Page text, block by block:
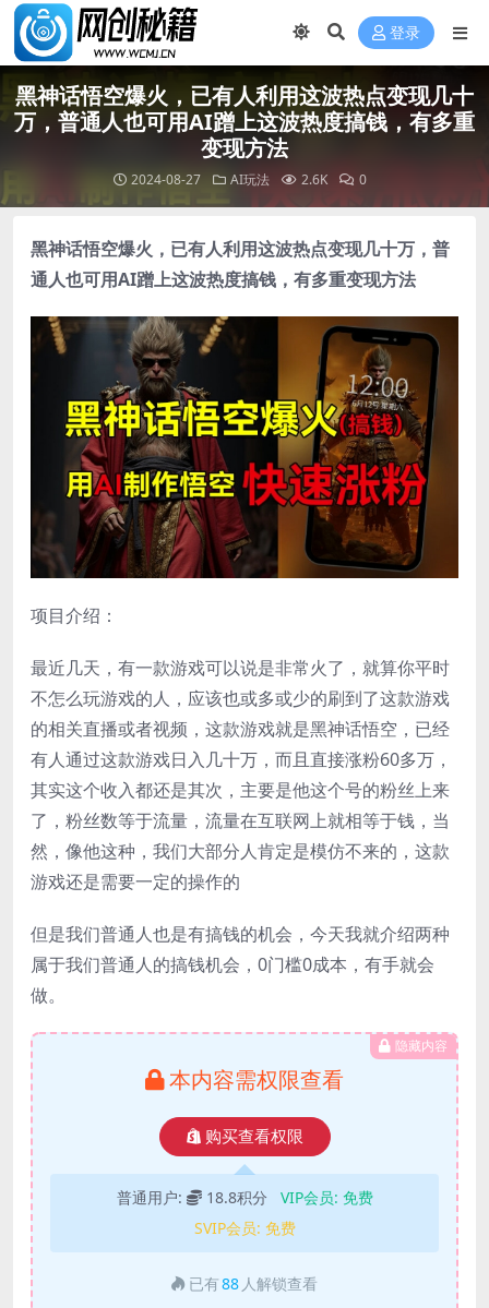
登录
黑神话悟空爆火，已有人利用这波热点变现几十
万，普通人也可用AI蹭上这波热度搞钱，有多重
变现方法
2024-08-27 AI玩法 2.6K 0
黑神话悟空爆火，已有人利用这波热点变现几十万，普
通人也可用AI蹭上这波热度搞钱，有多重变现方法
项目介绍：
最近几天，有一款游戏可以说是非常火了，就算你平时
不怎么玩游戏的人，应该也或多或少的刷到了这款游戏
的相关直播或者视频，这款游戏就是黑神话悟空，已经
有人通过这款游戏日入几十万，而且直接涨粉60多万，
其实这个收入都还是其次，主要是他这个号的粉丝上来
了，粉丝数等于流量，流量在互联网上就相等于钱，当
然，像他这种，我们大部分人肯定是模仿不来的，这款
游戏还是需要一定的操作的
但是我们普通人也是有搞钱的机会，今天我就介绍两种
属于我们普通人的搞钱机会，0门槛0成本，有手就会
做。
隐藏内容
本内容需权限查看
购买查看权限
普通用户: 18.8积分 VIP会员: 免费
SVIP会员: 免费
已有88 人解锁查看